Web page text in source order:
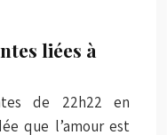
liées à
de 22h22 en
que l’amour est